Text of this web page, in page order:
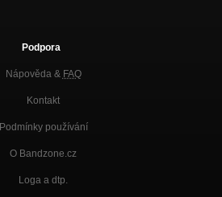
Podpora
Nápověda & FAQ
Kontakt
Podmínky používání
O Bandzone.cz
Loga a dtp.